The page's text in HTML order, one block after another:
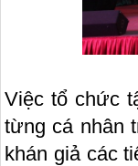
Việc tổ chức
từng cá nhân
khán giả các